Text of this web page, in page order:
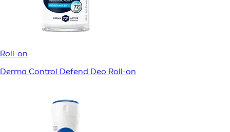
Roll-on
Derma Control Defend Deo Roll-on